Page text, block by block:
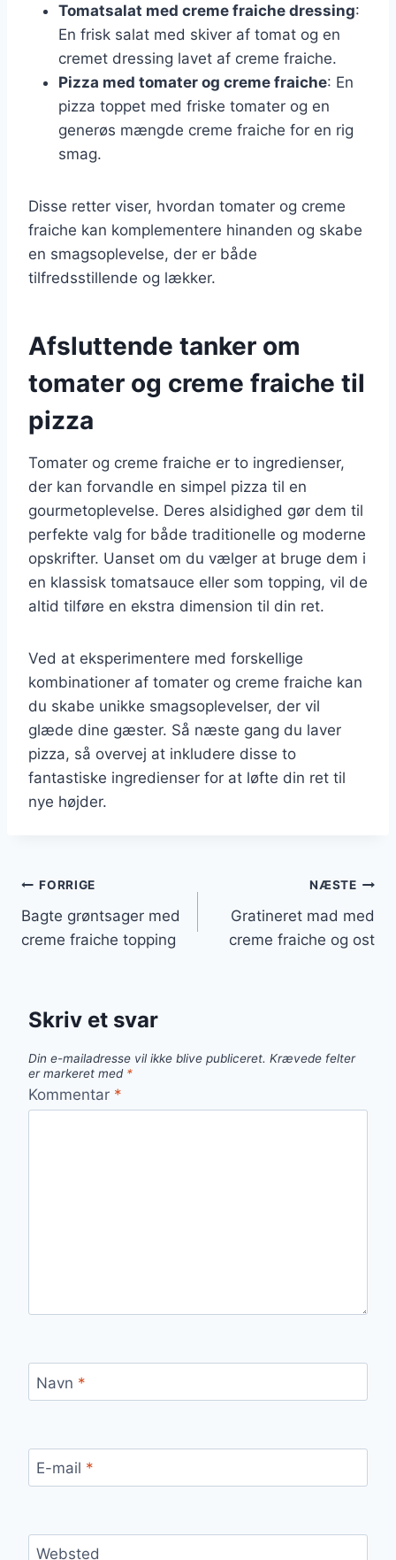
Tomatsalat med creme fraiche dressing:
En frisk salat med skiver af tomat og en
cremet dressing lavet af creme fraiche.
Pizza med tomater og creme fraiche: En
pizza toppet med friske tomater og en
generøs mængde creme fraiche for en rig
smag.
Disse retter viser, hvordan tomater og creme
fraiche kan komplementere hinanden og skabe
en smagsoplevelse, der er både
tilfredsstillende og lækker.
Afsluttende tanker om
tomater og creme fraiche til
pizza
Tomater og creme fraiche er to ingredienser,
der kan forvandle en simpel pizza til en
gourmetoplevelse. Deres alsidighed gør dem til
perfekte valg for både traditionelle og moderne
opskrifter. Uanset om du vælger at bruge dem i
en klassisk tomatsauce eller som topping, vil de
altid tilføre en ekstra dimension til din ret.
Ved at eksperimentere med forskellige
kombinationer af tomater og creme fraiche kan
du skabe unikke smagsoplevelser, der vil
glæde dine gæster. Så næste gang du laver
pizza, så overvej at inkludere disse to
fantastiske ingredienser for at løfte din ret til
nye højder.
Indlægsnavigation
FORRIGE
Bagte grøntsager med
creme fraiche topping
NÆSTE
Gratineret mad med
creme fraiche og ost
Skriv et svar
Din e-mailadresse vil ikke blive publiceret. Krævede felter
er markeret med *
Kommentar *
Navn *
E-mail *
Websted